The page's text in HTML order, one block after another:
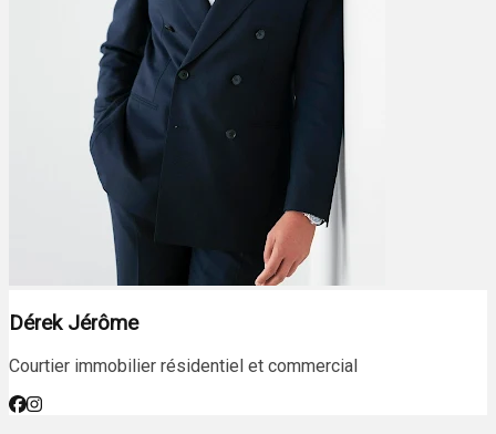
Dérek Jérôme
Courtier immobilier résidentiel et commercial